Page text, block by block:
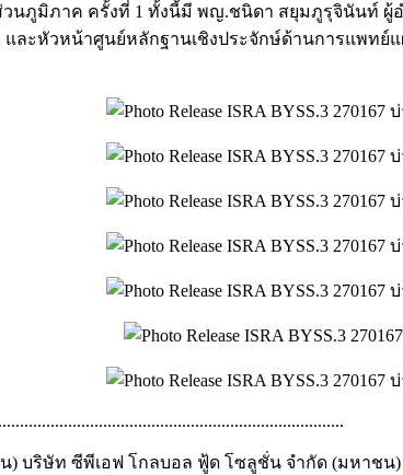
วนภูมิภาค ครั้งที่ 1 ทั้งนี้มี พญ.ชนิดา สยุมภูรุจินันท์
ละหัวหน้าศูนย์หลักฐานเชิงประจักษ์ด้านการแพท
บริษัท ซีพีเอฟ โกลบอล ฟู้ด โซลูชั่น จำกัด (มหาช